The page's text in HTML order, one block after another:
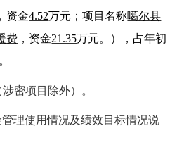
，资金4.52万元；项目名称噶尔县
费 ，资金21.35万元。），占年初
密项目除外）。
管理使用情况及绩效目标情况说